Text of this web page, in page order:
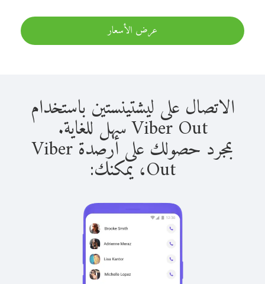
عرض الأسعار
الاتصال على ليشتينستين باستخدام
Viber Out سهل للغاية.
بمجرد حصولك على أرصدة Viber
Out، يمكنك: